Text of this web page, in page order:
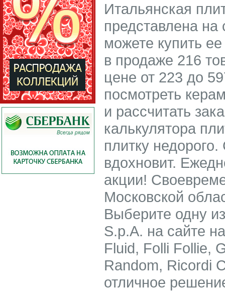
Итальянская
представлена на
можете купить
в продаже 216
цене от 223 до
посмотреть
и рассчитать
калькулятора
плитку
вдохновит.
акции!
Московской
Выберите одну
S.p.A. на сайте
Fluid, Folli Follie,
Random, Ricordi
отличное